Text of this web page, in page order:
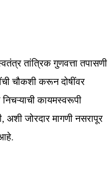
तांत्रिक गुणवत्ता तपासणी
चौकशी करून दोषींवर
निचऱ्याची कायमस्वरूपी
अशी जोरदार मागणी नसरापूर